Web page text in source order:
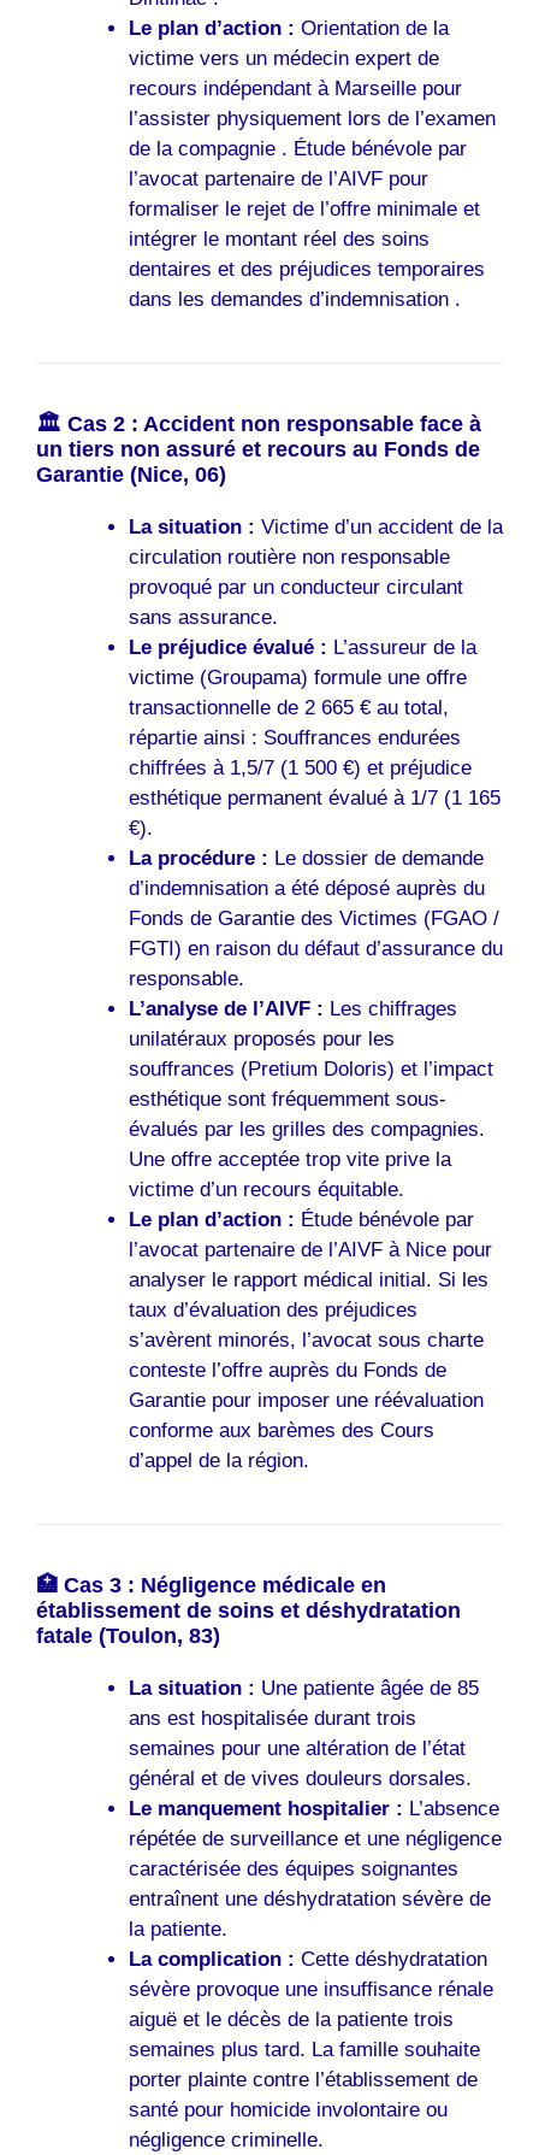
Le plan d’action : Orientation de la
victime vers un médecin expert de
recours indépendant à Marseille pour
l’assister physiquement lors de l’examen
de la compagnie . Étude bénévole par
l’avocat partenaire de l’AIVF pour
formaliser le rejet de l’offre minimale et
intégrer le montant réel des soins
dentaires et des préjudices temporaires
dans les demandes d’indemnisation .
🏛️ Cas 2 : Accident non responsable face à
un tiers non assuré et recours au Fonds de
Garantie (Nice, 06)
La situation : Victime d’un accident de la
circulation routière non responsable
provoqué par un conducteur circulant
sans assurance.
Le préjudice évalué : L’assureur de la
victime (Groupama) formule une offre
transactionnelle de 2 665 € au total,
répartie ainsi : Souffrances endurées
chiffrées à 1,5/7 (1 500 €) et préjudice
esthétique permanent évalué à 1/7 (1 165
€).
La procédure : Le dossier de demande
d’indemnisation a été déposé auprès du
Fonds de Garantie des Victimes (FGAO /
FGTI) en raison du défaut d’assurance du
responsable.
L’analyse de l’AIVF : Les chiffrages
unilatéraux proposés pour les
souffrances (Pretium Doloris) et l’impact
esthétique sont fréquemment sous-
évalués par les grilles des compagnies.
Une offre acceptée trop vite prive la
victime d’un recours équitable.
Le plan d’action : Étude bénévole par
l’avocat partenaire de l’AIVF à Nice pour
analyser le rapport médical initial. Si les
taux d’évaluation des préjudices
s’avèrent minorés, l’avocat sous charte
conteste l’offre auprès du Fonds de
Garantie pour imposer une réévaluation
conforme aux barèmes des Cours
d’appel de la région.
🏥 Cas 3 : Négligence médicale en
établissement de soins et déshydratation
fatale (Toulon, 83)
La situation : Une patiente âgée de 85
ans est hospitalisée durant trois
semaines pour une altération de l’état
général et de vives douleurs dorsales.
Le manquement hospitalier : L’absence
répétée de surveillance et une négligence
caractérisée des équipes soignantes
entraînent une déshydratation sévère de
la patiente.
La complication : Cette déshydratation
sévère provoque une insuffisance rénale
aiguë et le décès de la patiente trois
semaines plus tard. La famille souhaite
porter plainte contre l’établissement de
santé pour homicide involontaire ou
négligence criminelle.